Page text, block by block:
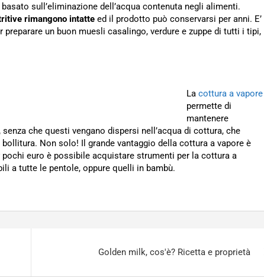
sull’eliminazione dell’acqua contenuta negli alimenti.
rimangono intatte ed il prodotto può conservarsi per anni. E’
un buon muesli casalingo, verdure e zuppe di tutti i tipi,
La cottura a vapore
permette di
mantenere
che questi vengano dispersi nell’acqua di cottura, che
Non solo! Il grande vantaggio della cottura a vapore è
euro è possibile acquistare strumenti per la cottura a
a tutte le pentole, oppure quelli in bambù.
Golden milk, cos'è? Ricetta e proprietà